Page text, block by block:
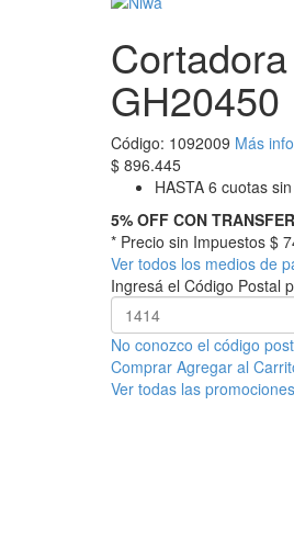
GH20450
Código: 1092009 Más
$ 896.445
HASTA 6 cuotas
5% OFF CON
* Precio sin Impuestos $
Ver todos los medios de
Ingresá el Código Postal
No conozco el código
Comprar Agregar al
Ver todas las promociones